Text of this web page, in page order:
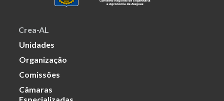
Crea-AL
Unidades
Organização
Comissões
Câmaras